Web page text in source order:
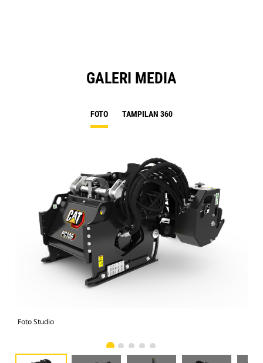
GALERI MEDIA
FOTO TAMPILAN 360
Foto Studio